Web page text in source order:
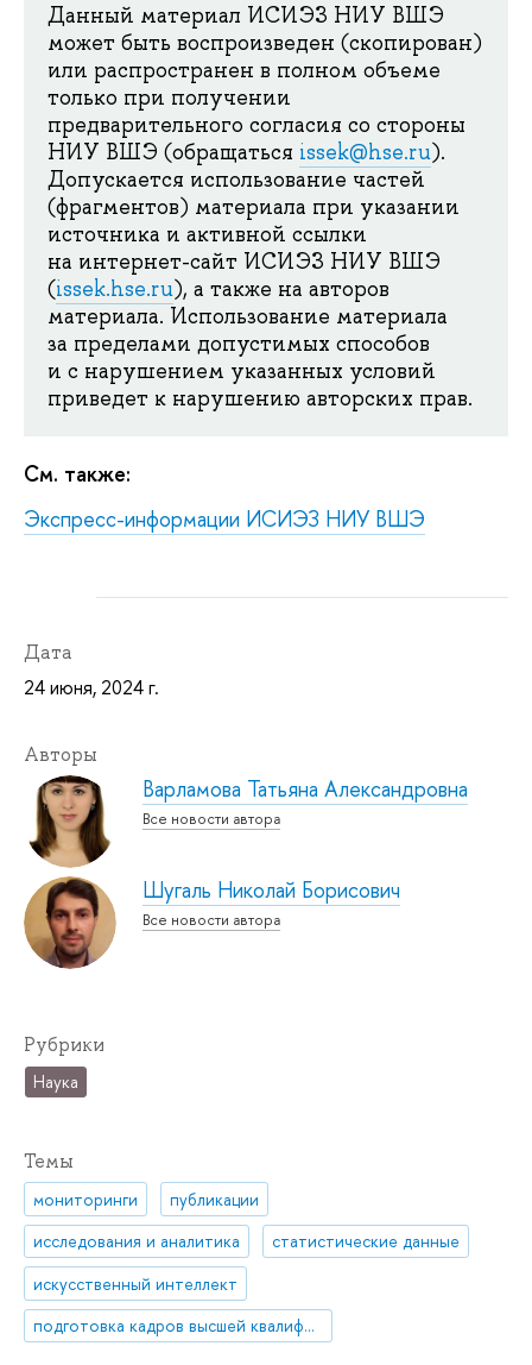
Данный материал ИСИЭЗ НИУ ВШЭ
может быть воспроизведен (скопирован)
или распространен в полном объеме
только при получении
предварительного согласия со стороны
НИУ ВШЭ (обращаться issek@hse.ru).
Допускается использование частей
(фрагментов) материала при указании
источника и активной ссылки
на интернет-сайт ИСИЭЗ НИУ ВШЭ
(issek.hse.ru), а также на авторов
материала. Использование материала
за пределами допустимых способов
и с нарушением указанных условий
приведет к нарушению авторских прав.
См. также:
Экспресс-информации ИСИЭЗ НИУ ВШЭ
Дата
24 июня, 2024 г.
Авторы
Варламова Татьяна Александровна
Все новости автора
Шугаль Николай Борисович
Все новости автора
Рубрики
Наука
Темы
мониторинги
публикации
исследования и аналитика
статистические данные
искусственный интеллект
подготовка кадров высшей квалификации